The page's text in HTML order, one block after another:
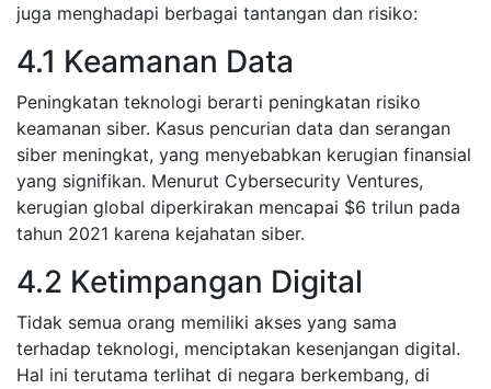
juga menghadapi berbagai tantangan dan risiko:
4.1 Keamanan Data
Peningkatan teknologi berarti peningkatan risiko
keamanan siber. Kasus pencurian data dan serangan
siber meningkat, yang menyebabkan kerugian finansial
yang signifikan. Menurut Cybersecurity Ventures,
kerugian global diperkirakan mencapai $6 trilun pada
tahun 2021 karena kejahatan siber.
4.2 Ketimpangan Digital
Tidak semua orang memiliki akses yang sama
terhadap teknologi, menciptakan kesenjangan digital.
Hal ini terutama terlihat di negara berkembang, di